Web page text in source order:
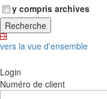
y compris archives
vers la vue d'ensemble
Login
Numéro de client